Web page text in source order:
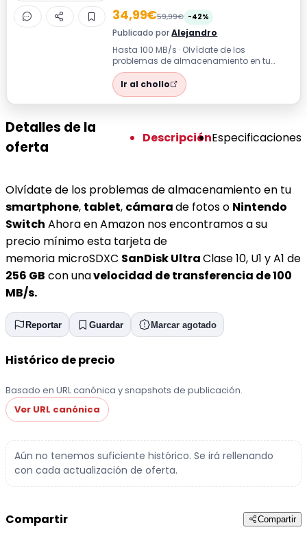
34,99€59,99€ -42%
Publicado porAlejandro
Hasta 100 MB/s · Olvídate de los
problemas de almacenamiento en tu
smartphone, tablet, cámara de fotos o
Nintendo Swi...
Ir al chollo
Detalles de la
oferta
DescripciónEspecificaciones
Olvídate de los problemas de almacenamiento en tu
smartphone, tablet, cámarade fotos o Nintendo
Switch Ahora en Amazon nos encontramos a su
precio mínimo esta tarjeta de
memoria microSDXC SanDisk UltraClase 10, U1 y A1 de
256 GB con unavelocidad de transferencia de 100
MB/s.
Reportar Guardar Marcar agotado
Histórico de precio
Basado en URL canónica y snapshots de publicación.
Ver URL canónica
Aún no tenemos suficiente histórico. Se irá rellenando
con cada actualización de oferta.
Compartir Compartir